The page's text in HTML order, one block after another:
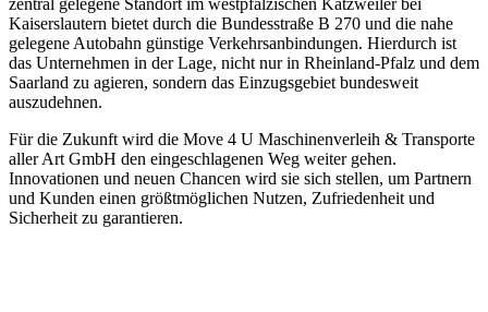
zentral gelegene Standort im westpfälzischen Katzweiler bei
Kaiserslautern bietet durch die Bundesstraße B 270 und die nahe
gelegene Autobahn günstige Verkehrsanbindungen. Hierdurch ist
das Unternehmen in der Lage, nicht nur in Rheinland-Pfalz und dem
Saarland zu agieren, sondern das Einzugsgebiet bundesweit
auszudehnen.
Für die Zukunft wird die Move 4 U Maschinenverleih & Transporte
aller Art GmbH den eingeschlagenen Weg weiter gehen.
Innovationen und neuen Chancen wird sie sich stellen, um Partnern
und Kunden einen größtmöglichen Nutzen, Zufriedenheit und
Sicherheit zu garantieren.